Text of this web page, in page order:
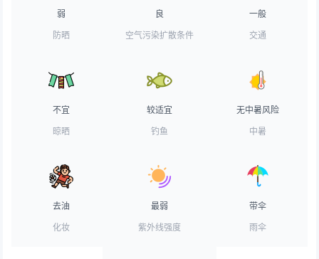
弱
防晒
良
空气污染扩散条件
一般
交通
不宜
晾晒
较适宜
钓鱼
无中暑风险
中暑
去油
化妆
最弱
紫外线强度
带伞
雨伞